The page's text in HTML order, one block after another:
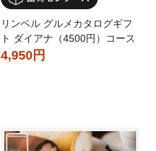
リンベル グルメカタログギフ
ト ダイアナ（4500円）コース
4,950円